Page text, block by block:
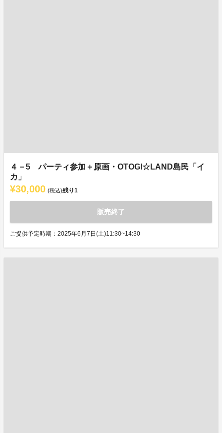
４－5 パーティ参加＋原画・OTOGI☆LAND島民「イ
カ」
¥30,000 (税込)残り1
販売終了
ご提供予定時期：2025年6月7日(土)11:30~14:30